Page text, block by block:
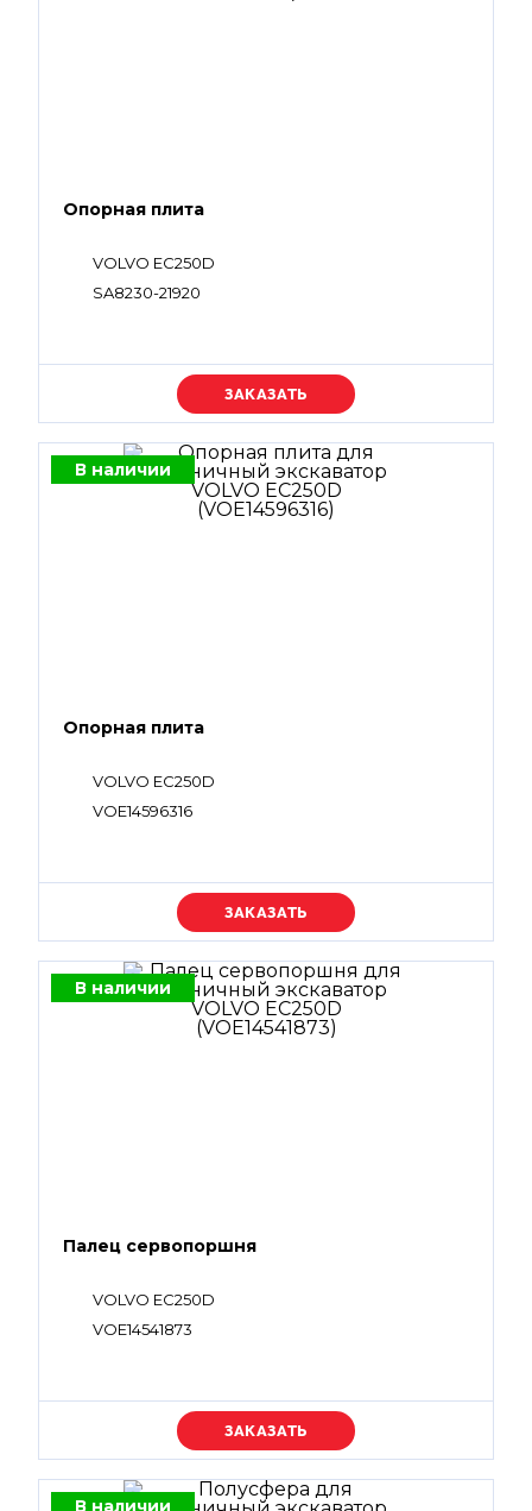
Опорная плита
VOLVO EC250D
SA8230-21920
Уточняйте цену
В наличии
Опорная плита
VOLVO EC250D
VOE14596316
Уточняйте цену
В наличии
Палец сервопоршня
VOLVO EC250D
VOE14541873
Уточняйте цену
В наличии